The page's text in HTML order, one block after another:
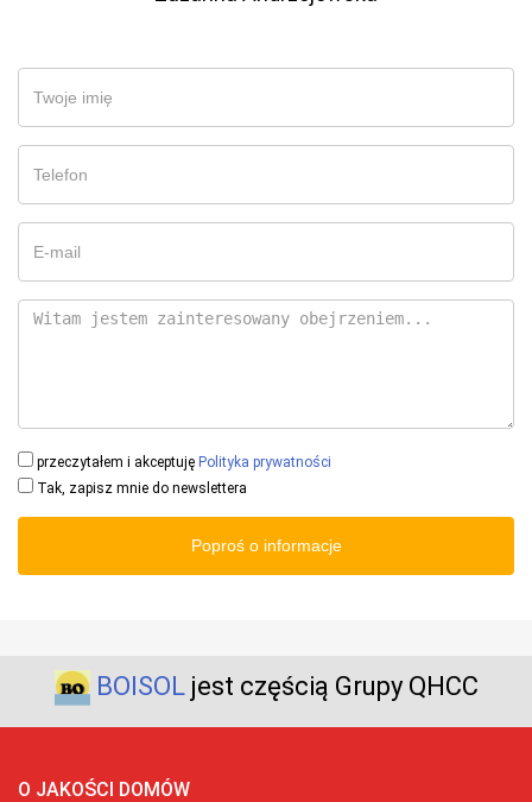
przeczytałem i akceptuję Polityka prywatności
Tak, zapisz mnie do newslettera
Poproś o informacje
BOISOLjest częścią Grupy QHCC
O JAKOŚCI DOMÓW